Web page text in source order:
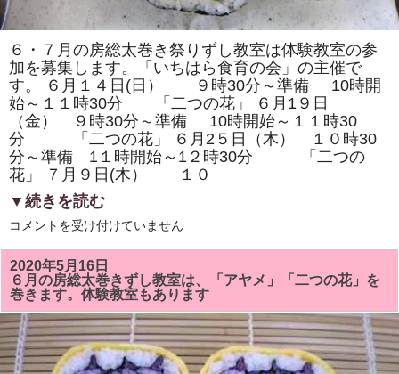
６・７月の房総太巻き祭りずし教室は体験教室の参
加を募集します。「いちはら食育の会」の主催で
す。 ６月１４日(日） ９時30分～準備 10時開
始～１１時30分 「二つの花」 ６月1９日
（金） ９時30分～準備 10時開始～１１時30
分 「二つの花」 ６月2５日（木） １０時30
分～準備 1１時開始～1２時30分 「二つの
花」 ７月９日(木） １０
▼続きを読む
6・
月
の
房
総
太
巻
き
祭
り
教
コメントを受け付けていません
2020年5月16日
６月の房総太巻きずし教室は、「アヤメ」「二つの花」を
巻きます。体験教室もあります